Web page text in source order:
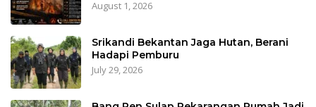
August 1, 2026
Srikandi Bekantan Jaga Hutan, Berani
Hadapi Pemburu
July 29, 2026